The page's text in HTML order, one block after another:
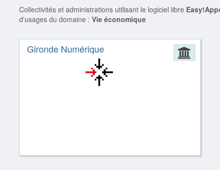
Collectivités et administrations utilisant le logiciel libre
d'usages du domaine :Vie économique
Gironde Numérique